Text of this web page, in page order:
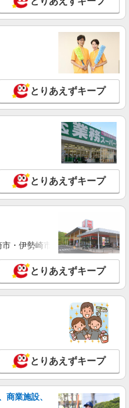
・。○。・゜+゜ 入社祝い金10
テ
程
・゜+゜・。○。・゜+゜
softbankショップ
詳細を見る
エーユー】
※残業手当別途支給 ※研修期間
交通費別途
い金10万円支給(規定有) お友達
センティブ支給(規定有) ゜・。
商業施設
詳細を見る
【au】
※残業手当別途支給 ※研修期間
。
い金10万円支給(規定有) お友達
ンティブ支給(規定有) ゜・。
。・゜+゜
家電量販店
詳細を見る
スタッフ
円（経験・能力による） ※残
別途支給（規定あり） ゜
・。○。・゜+゜ 入社祝い金10
テ
程
゜+゜・。○。・゜+゜
auショップ
詳細を見る
とりあえずキープ
とりあえずキープ
・伊勢崎市・太田市・館林市
とりあえずキープ
とりあえずキープ
商業施設、